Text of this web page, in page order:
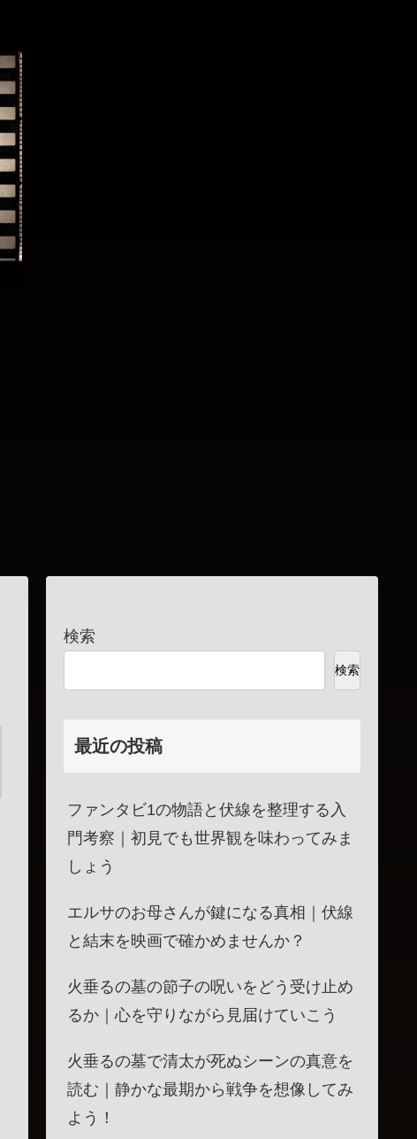
検索
検索
最近の投稿
ファンタビ1の物語と伏線を整理する入
門考察｜初見でも世界観を味わってみま
しょう
エルサのお母さんが鍵になる真相｜伏線
と結末を映画で確かめませんか？
火垂るの墓の節子の呪いをどう受け止め
るか｜心を守りながら見届けていこう
火垂るの墓で清太が死ぬシーンの真意を
読む｜静かな最期から戦争を想像してみ
よう！